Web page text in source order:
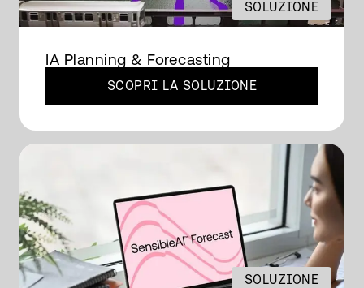
SOLUZIONE
IA Planning & Forecasting
SCOPRI LA SOLUZIONE
SOLUZIONE